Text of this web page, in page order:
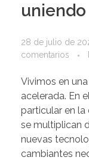
28 de julio de
comentarios
Vivimos en
acelerada. En
particular en la
se multiplican
nuevas
cambiantes